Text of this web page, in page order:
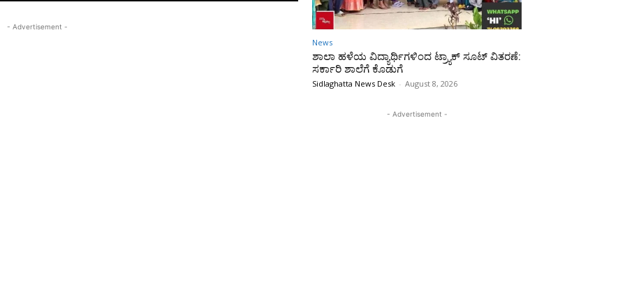
- Advertisement -
News
ಶಾಲಾ ಹಳೆಯ ವಿದ್ಯಾರ್ಥಿಗಳಿಂದ ಟ್ರ್ಯಾಕ್‌ ಸೂಟ್ ವಿತರಣೆ:
ಸರ್ಕಾರಿ ಶಾಲೆಗೆ ಕೊಡುಗೆ
Sidlaghatta News Desk - August 8, 2026
- Advertisement -